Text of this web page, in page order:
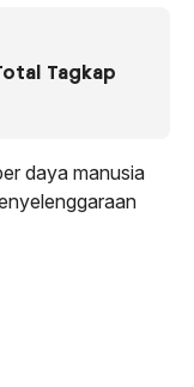
Tagkap
daya manusia